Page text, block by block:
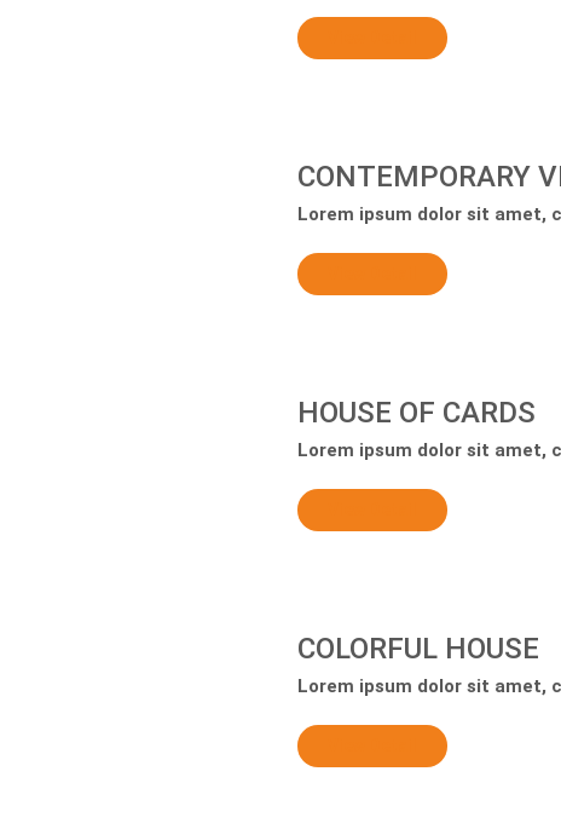
CONTEMPORARY
Lorem ipsum dolor sit amet,
HOUSE OF CARDS
Lorem ipsum dolor sit amet,
COLORFUL HOUSE
Lorem ipsum dolor sit amet,